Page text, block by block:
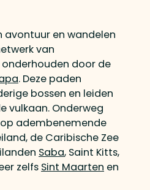
avontuur en wandelen
van
door de
. Deze paden
bossen en leiden
vulkaan. Onderweg
adembenemende
de Caribische Zee
Saba, Saint Kitts,
zelfs Sint Maarten en